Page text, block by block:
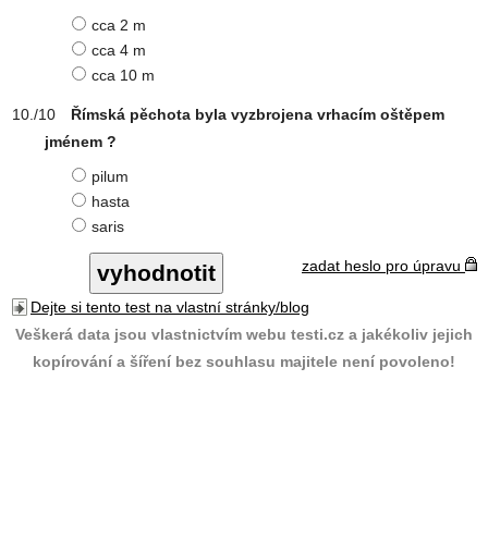
cca 2 m
cca 4 m
cca 10 m
Římská pěchota byla vyzbrojena vrhacím oštěpem
jménem ?
pilum
hasta
saris
zadat heslo pro úpravu
Dejte si tento test na vlastní stránky/blog
Veškerá data jsou vlastnictvím webu testi.cz a jakékoliv jejich
kopírování a šíření bez souhlasu majitele není povoleno!